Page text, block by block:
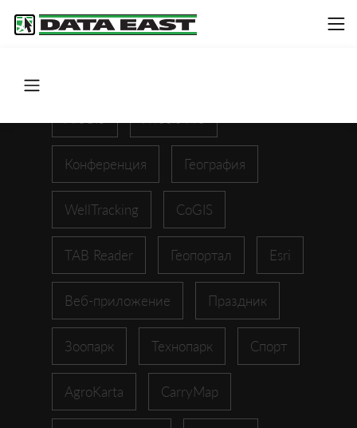
Конференция География
WellTracking CoGIS
TAB Reader Геопортал Esri
Веб-приложение Праздник
Зоопарк Технопарк Спорт
AgroKarta CarryMap